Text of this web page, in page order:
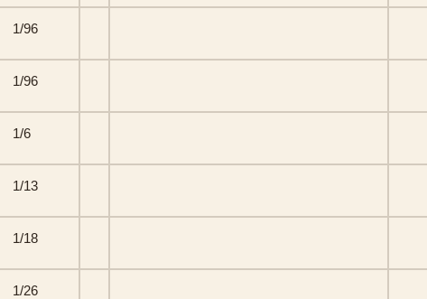
1/96
1/96
1/6
1/13
1/18
1/26